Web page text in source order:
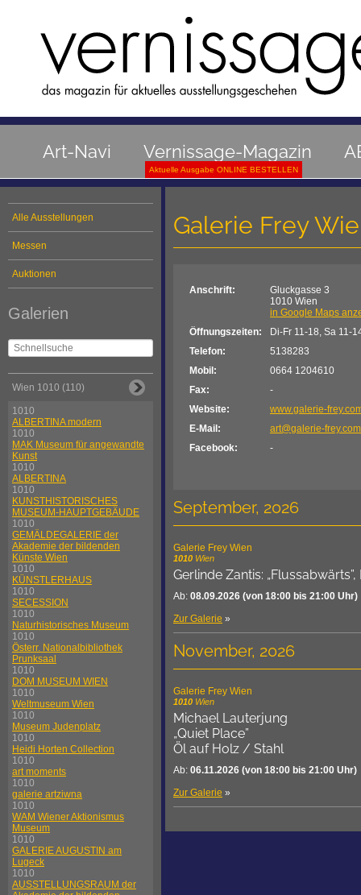
Art-Navi Vernissage-Magazin
Aktuelle Ausgabe ONLINE BESTELLEN
Alle Ausstellungen
Messen
Auktionen
Galerien
Wien 1010 (110)
1010
ALBERTINA modern
1010
MAK Museum für angewandte
Kunst
1010
ALBERTINA
1010
KUNSTHISTORISCHES
MUSEUM-HAUPTGEBÄUDE
1010
GEMÄLDEGALERIE der
Akademie der bildenden
Künste Wien
1010
KÜNSTLERHAUS
1010
SECESSION
1010
Naturhistorisches Museum
1010
Österr. Nationalbibliothek
Prunksaal
1010
DOM MUSEUM WIEN
1010
Weltmuseum Wien
1010
Museum Judenplatz
1010
Heidi Horten Collection
1010
art moments
1010
galerie artziwna
1010
WAM Wiener Aktionismus
Museum
1010
GALERIE AUGUSTIN am
Lugeck
1010
AUSSTELLUNGSRAUM der
Galerie Frey
Anschrift:
Gluckgasse 3
1010 Wien
in Google Maps
Öffnungszeiten:
Di-Fr 11-18, Sa 11-
Telefon:
5138283
Mobil:
0664 1204610
Fax:
-
Website:
www.galerie-
E-Mail:
art@galerie-frey.com
Facebook:
-
September, 2026
Galerie Frey Wien
1010 Wien
Gerlinde Zantis:
Ab: 08.09.2026 (von 18:00 bis 21:00 Uhr)
Zur Galerie »
November, 2026
Galerie Frey Wien
1010 Wien
Michael Lauterjung
„Quiet Place”
Öl auf Holz / Stahl
Ab: 06.11.2026 (von 18:00 bis 21:00 Uhr)
Zur Galerie »